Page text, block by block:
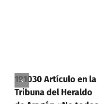
191030 Artículo en la
Tribuna del Heraldo